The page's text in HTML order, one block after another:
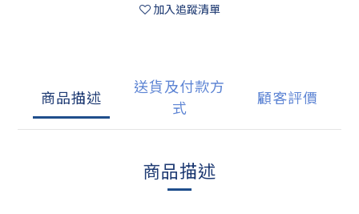
加入追蹤清單
商品描述
送貨及付款方
式
顧客評價
商品描述